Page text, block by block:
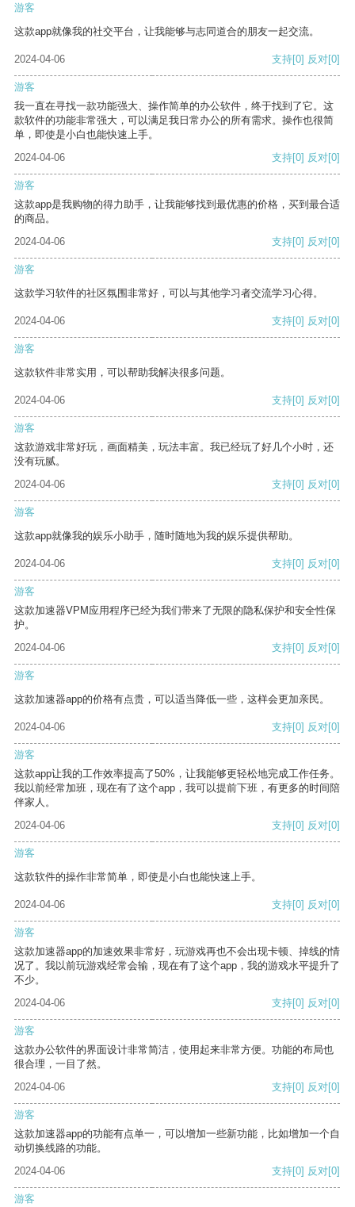
游客
这款app就像我的社交平台，让我能够与志同道合的朋友一起交流。
2024-04-06 支持[0] 反对[0]
游客
我一直在寻找一款功能强大、操作简单的办公软件，终于找到了它。这
款软件的功能非常强大，可以满足我日常办公的所有需求。操作也很简
单，即使是小白也能快速上手。
2024-04-06
支持[0] 反对[0]
游客
这款app是我购物的得力助手，让我能够找到最优惠的价格，买到最合适
的商品。
2024-04-06
支持[0] 反对[0]
游客
这款学习软件的社区氛围非常好，可以与其他学习者交流学习心得。
2024-04-06 支持[0] 反对[0]
游客
这款软件非常实用，可以帮助我解决很多问题。
2024-04-06 支持[0] 反对[0]
游客
这款游戏非常好玩，画面精美，玩法丰富。我已经玩了好几个小时，还
没有玩腻。
2024-04-06
支持[0] 反对[0]
游客
这款app就像我的娱乐小助手，随时随地为我的娱乐提供帮助。
2024-04-06 支持[0] 反对[0]
游客
这款加速器VPM应用程序已经为我们带来了无限的隐私保护和安全性保
护。
2024-04-06
支持[0] 反对[0]
游客
这款加速器app的价格有点贵，可以适当降低一些，这样会更加亲民。
2024-04-06 支持[0] 反对[0]
游客
这款app让我的工作效率提高了50%，让我能够更轻松地完成工作任务。
我以前经常加班，现在有了这个app，我可以提前下班，有更多的时间陪
伴家人。
2024-04-06
支持[0] 反对[0]
游客
这款软件的操作非常简单，即使是小白也能快速上手。
2024-04-06 支持[0] 反对[0]
游客
这款加速器app的加速效果非常好，玩游戏再也不会出现卡顿、掉线的情
况了。我以前玩游戏经常会输，现在有了这个app，我的游戏水平提升了
不少。
2024-04-06
支持[0] 反对[0]
游客
这款办公软件的界面设计非常简洁，使用起来非常方便。功能的布局也
很合理，一目了然。
2024-04-06
支持[0] 反对[0]
游客
这款加速器app的功能有点单一，可以增加一些新功能，比如增加一个自
动切换线路的功能。
2024-04-06
支持[0] 反对[0]
游客